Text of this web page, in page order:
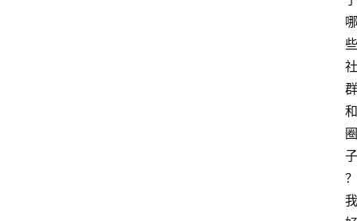
哪
些
社
群
和
圈
子
？
我